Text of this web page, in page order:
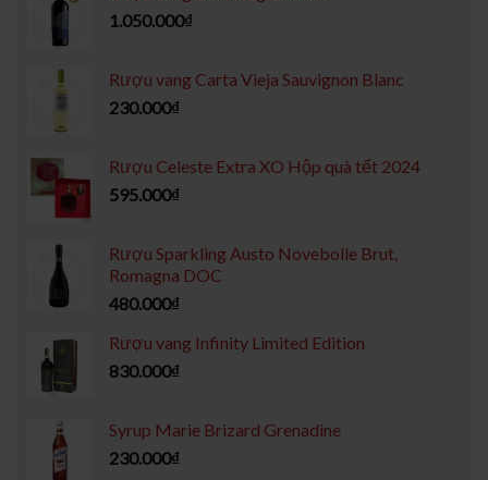
1.050.000₫
Rượu vang Carta Vieja Sauvignon Blanc
230.000₫
Rượu Celeste Extra XO Hộp quà tết 2024
595.000₫
Rượu Sparkling Austo Novebolle Brut,
Romagna DOC
480.000₫
Rượu vang Infinity Limited Edition
830.000₫
Syrup Marie Brizard Grenadine
230.000₫